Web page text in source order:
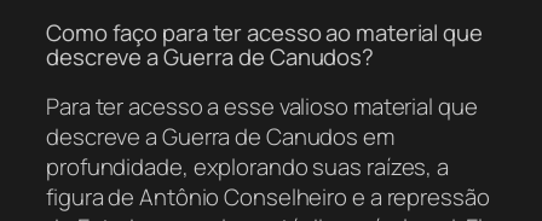
Como faço para ter acesso ao material que
descreve a Guerra de Canudos?
Para ter acesso a esse valioso material que
descreve a Guerra de Canudos em
profundidade, explorando suas raízes, a
figura de Antônio Conselheiro e a repressão